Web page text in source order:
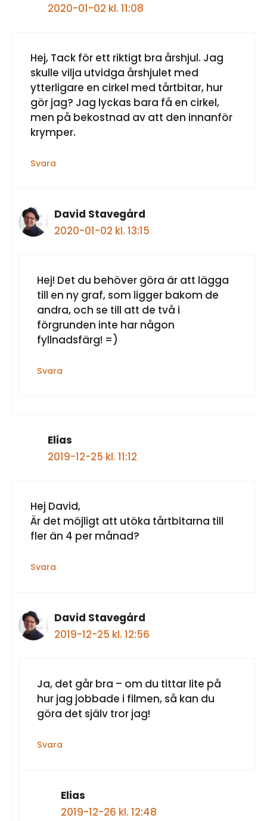
2020-01-02 kl. 11:08
Hej, Tack för ett riktigt bra årshjul. Jag
skulle vilja utvidga årshjulet med
ytterligare en cirkel med tårtbitar, hur
gör jag? Jag lyckas bara få en cirkel,
men på bekostnad av att den innanför
krymper.
Svara
David Stavegård
2020-01-02 kl. 13:15
Hej! Det du behöver göra är att lägga
till en ny graf, som ligger bakom de
andra, och se till att de två i
förgrunden inte har någon
fyllnadsfärg! =)
Svara
Elias
2019-12-25 kl. 11:12
Hej David,
Är det möjligt att utöka tårtbitarna till
fler än 4 per månad?
Svara
David Stavegård
2019-12-25 kl. 12:56
Ja, det går bra – om du tittar lite på
hur jag jobbade i filmen, så kan du
göra det själv tror jag!
Svara
Elias
2019-12-26 kl. 12:48